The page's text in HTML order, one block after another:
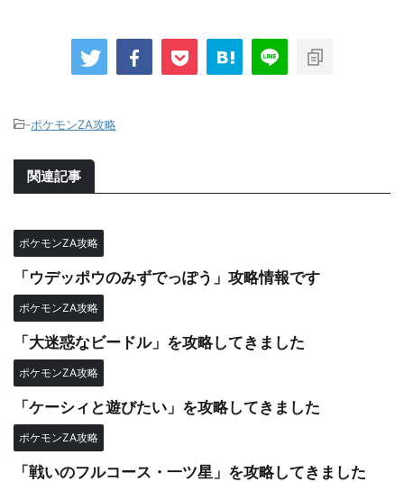
-ポケモンZA攻略
関連記事
ポケモンZA攻略
「ウデッポウのみずでっぽう」攻略情報です
ポケモンZA攻略
「大迷惑なビードル」を攻略してきました
ポケモンZA攻略
「ケーシィと遊びたい」を攻略してきました
ポケモンZA攻略
「戦いのフルコース・一ツ星」を攻略してきました